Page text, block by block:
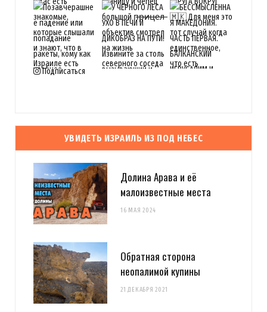
Подписаться
УВИДЕТЬ ИЗРАИЛЬ ИЗ ПОД НЕБЕС
Долина Арава и её
малоизвестные места
16 МАЯ 2024
Обратная сторона
неопалимой купины
21 ДЕКАБРЯ 2021